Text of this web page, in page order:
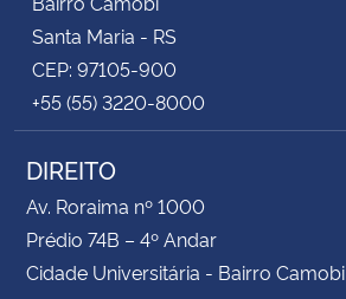
Santa Maria - RS
CEP: 97105-900
+55 (55) 3220-8000
DIREITO
Av. Roraima nº 1000
Prédio 74B – 4º Andar
Cidade Universitária - Bairro Camobi